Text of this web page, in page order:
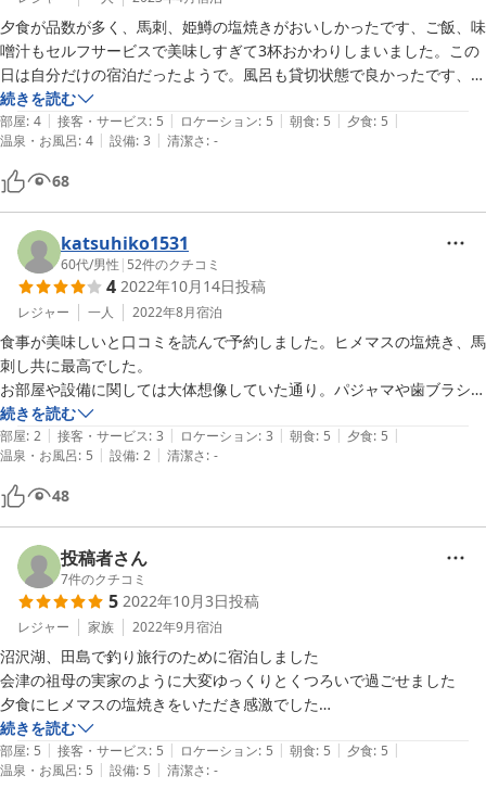
夕食が品数が多く、馬刺、姫鱒の塩焼きがおいしかったです、ご飯、味
噌汁もセルフサービスで美味しすぎて3杯おかわりしまいました。この
日は自分だけの宿泊だったようで。風呂も貸切状態で良かったです、只
見線の時間の関係で、チェックアウトの時間を1時間遅くしていただ
き、またその日はお弁当の配達時間と重なってしまったのにも関わら
ず．快く、行きも帰りも送迎していただきありがとうございました。料
金も安く、ご主人さんも良い方で、是非ともまた、ご利用させていただ
きます。
続きを読む
部屋: 4 | 接客・サービス: 5 | ロケーション: 5 | 朝食: 5 | 夕食: 5 |
温泉・お風呂: 4 | 設備: 3 | 清潔さ: -
68
katsuhiko1531
60代/男性 | 52件のクチコミ
4 2022年10月14日投稿
レジャー 一人 2022年8月宿泊
食事が美味しいと口コミを読んで予約しました。ヒメマスの塩焼き、馬
刺し共に最高でした。
お部屋や設備に関しては大体想像していた通り。パジャマや歯ブラシは
用意がありますが、荷物に余裕があったら持って行っても良いかもしれ
ません。
朴訥な感のご主人でしたが、朝食の時にいろいろ話が出来て良かったで
す。また行きたいお宿です。
続きを読む
部屋: 2 | 接客・サービス: 3 | ロケーション: 3 | 朝食: 5 | 夕食: 5 |
温泉・お風呂: 5 | 設備: 2 | 清潔さ: -
48
投稿者さん
7件のクチコミ
5 2022年10月3日投稿
レジャー 家族 2022年9月宿泊
沼沢湖、田島で釣り旅行のために宿泊しました
会津の祖母の実家のように大変ゆっくりとくつろいで過ごせました
夕食にヒメマスの塩焼きをいただき感激でした
馬刺しも柔らかく絶品でフライも大変美味しかったです
お酒もリーズナブルです、ぜひ一献
お風呂は一か所ですが十分な広さでとても癒されました
続きを読む
部屋: 5 | 接客・サービス: 5 | ロケーション: 5 | 朝食: 5 | 夕食: 5 |
温泉・お風呂: 5 | 設備: 5 | 清潔さ: -